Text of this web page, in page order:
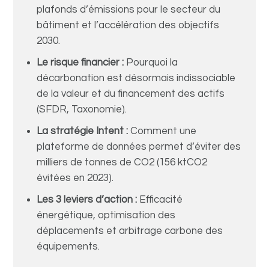
plafonds d’émissions pour le secteur du
bâtiment et l’accélération des objectifs
2030.
Le risque financier : Pourquoi la
décarbonation est désormais indissociable
de la valeur et du financement des actifs
(SFDR, Taxonomie).
La stratégie Intent : Comment une
plateforme de données permet d’éviter des
milliers de tonnes de CO2 (156 ktCO2
évitées en 2023).
Les 3 leviers d’action : Efficacité
énergétique, optimisation des
déplacements et arbitrage carbone des
équipements.